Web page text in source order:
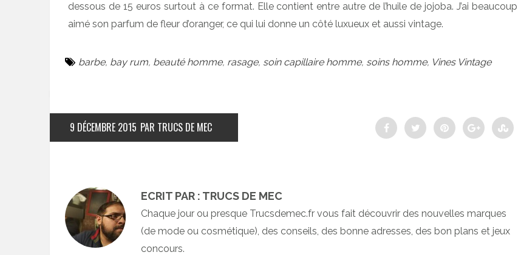
dessous de 15 euros surtout à ce format. Elle contient entre autre de l’huile de jojoba. J’ai beaucoup
aimé son parfum de fleur d’oranger, ce qui lui donne un côté luxueux et aussi vintage.
barbe, bay rum, beauté homme, rasage, soin capillaire homme, soins homme, Vines Vintage
9 DÉCEMBRE 2015 PAR TRUCS DE MEC
ECRIT PAR : TRUCS DE MEC
Chaque jour ou presque Trucsdemec.fr vous fait découvrir des nouvelles marques
(de mode ou cosmétique), des conseils, des bonne adresses, des bon plans et jeux
concours.